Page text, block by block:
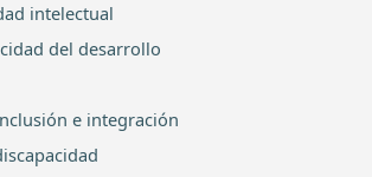
intelectual
del desarrollo
e integración